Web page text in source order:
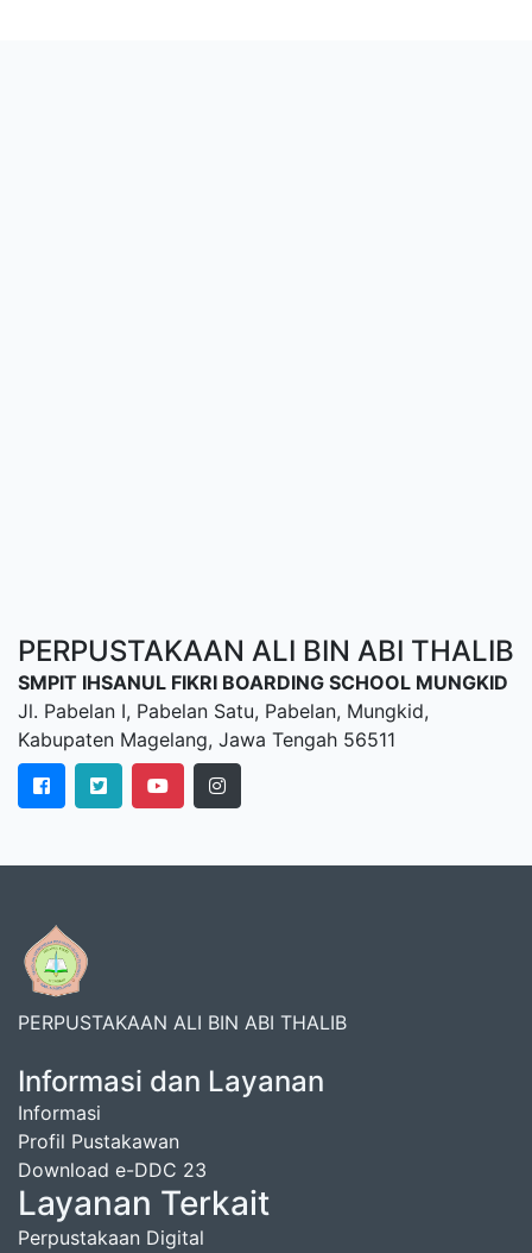
PERPUSTAKAAN ALI BIN ABI THALIB
SMPIT IHSANUL FIKRI BOARDING SCHOOL MUNGKID
Jl. Pabelan I, Pabelan Satu, Pabelan, Mungkid,
Kabupaten Magelang, Jawa Tengah 56511
PERPUSTAKAAN ALI BIN ABI THALIB
Informasi dan Layanan
Informasi
Profil Pustakawan
Download e-DDC 23
Layanan Terkait
Perpustakaan Digital